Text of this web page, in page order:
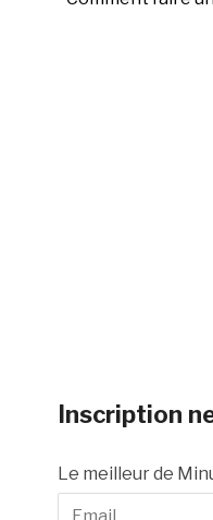
Inscription
Le meilleur de